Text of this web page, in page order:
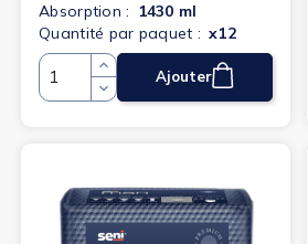
Absorption :
1430 ml
Quantité par paquet : x12
QuantitéAjouter